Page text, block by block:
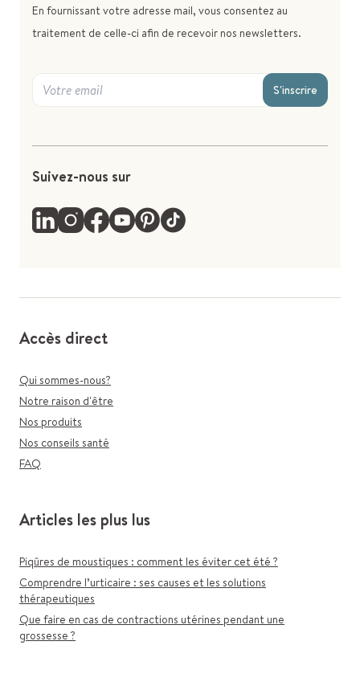
En fournissant votre adresse mail, vous consentez au
traitement de celle-ci afin de recevoir nos newsletters.
S'inscrire
Suivez-nous sur
Accès direct
Qui sommes-nous?
Notre raison d'être
Nos produits
Nos conseils santé
FAQ
Articles les plus lus
Piqûres de moustiques : comment les éviter cet été ?
Comprendre l’urticaire : ses causes et les solutions
thérapeutiques
Que faire en cas de contractions utérines pendant une
grossesse ?